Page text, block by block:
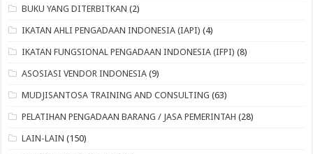
BUKU YANG DITERBITKAN (2)
IKATAN AHLI PENGADAAN INDONESIA (IAPI) (4)
IKATAN FUNGSIONAL PENGADAAN INDONESIA (IFPI) (8)
ASOSIASI VENDOR INDONESIA (9)
MUDJISANTOSA TRAINING AND CONSULTING (63)
PELATIHAN PENGADAAN BARANG / JASA PEMERINTAH (28)
LAIN-LAIN (150)